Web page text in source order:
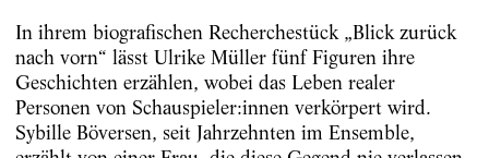
In ihrem biografischen Recherchestück „Blick zurück
nach vorn“ lässt Ulrike Müller fünf Figuren ihre
Geschichten erzählen, wobei das Leben realer
Personen von Schauspieler:innen verkörpert wird.
Sybille Böversen, seit Jahrzehnten im Ensemble,